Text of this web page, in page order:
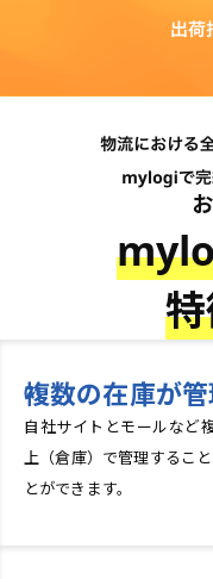
複数の在庫が
自社サイトとモールなど
上（倉庫）で管理するこ
とができます。